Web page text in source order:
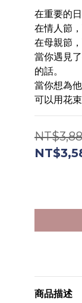
在重要的
在情人節
在母親節
當你遇見
的話。
當你想為
可以用花
商品描述